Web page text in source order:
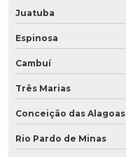
Juatuba
Espinosa
Cambuí
Três Marias
Conceição das Alagoas
Rio Pardo de Minas